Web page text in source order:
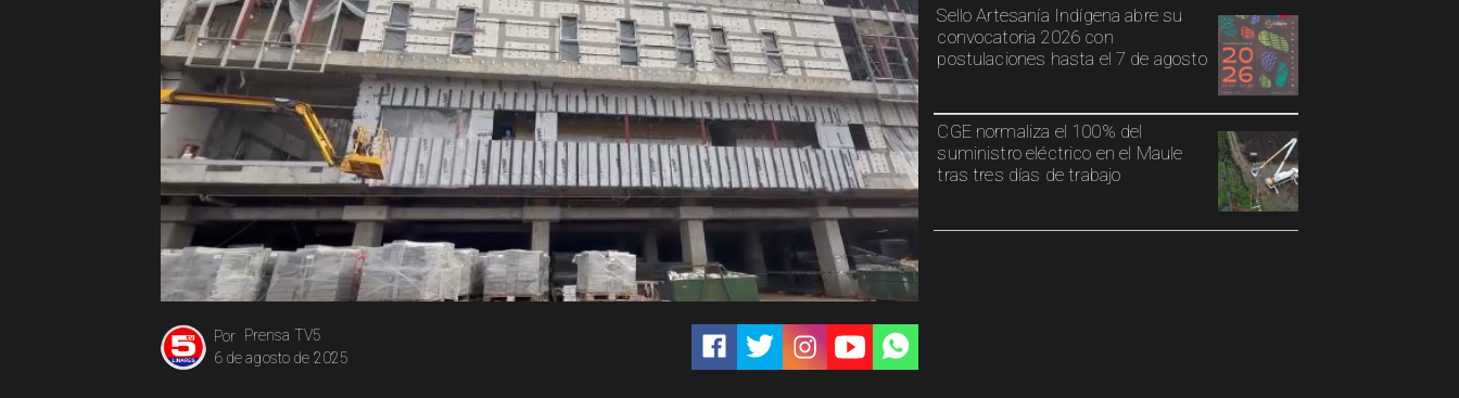
Prensa TV5
Por
6 de agosto de 2025
Sello Artesanía Indígena abre su
convocatoria 2026 con
postulaciones hasta el 7 de agosto
CGE normaliza el 100% del
suministro eléctrico en el Maule
tras tres días de trabajo